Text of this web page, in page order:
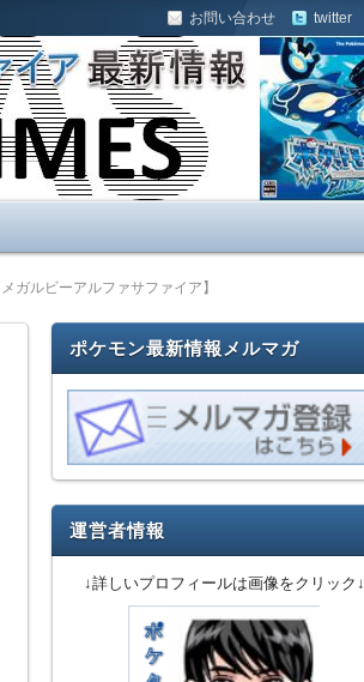
お問い合わせ twitter
ァイア攻略も!
い
さ
ガルビーアルファサファイア】
ポケモン最新情報メルマガ
運営者情報
↓詳しいプロフィールは画像をクリック↓